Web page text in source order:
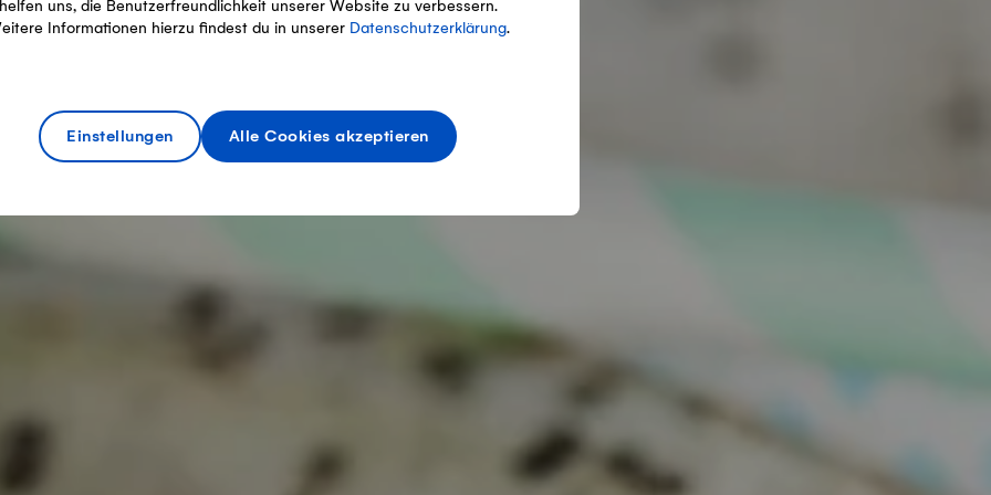
uns, die Benutzerfreundlichkeit unserer Website zu verbessern.
Informationen hierzu findest du in unserer Datenschutzerklärung.
Einstellungen Alle Cookies akzeptieren